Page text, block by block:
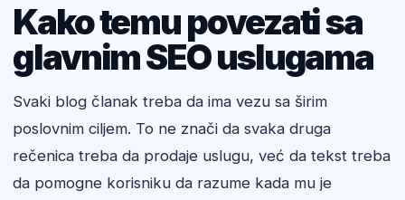
Kako temu povezati sa
glavnim SEO uslugama
Svaki blog članak treba da ima vezu sa širim
poslovnim ciljem. To ne znači da svaka druga
rečenica treba da prodaje uslugu, već da tekst treba
da pomogne korisniku da razume kada mu je